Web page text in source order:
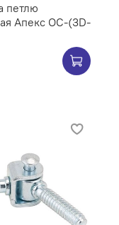
петлю
Апекс OC-(3D-